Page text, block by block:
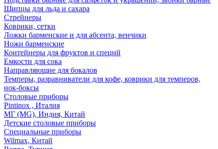
Щипцы для льда и сахара
Стрейнеры
Коврики, сетки
Ложки барменские и для абсента, венчики
Ножи барменские
Контейнеры для фруктов и специй
Емкости для сока
Направляющие для бокалов
Темперы, разравниватели для кофе, коврики для темперов,
нок-боксы
Столовые приборы
Pintinox , Италия
МГ (MG), Индия, Китай
Детские столовые приборы
Специальные приборы
Wilmax, Китай